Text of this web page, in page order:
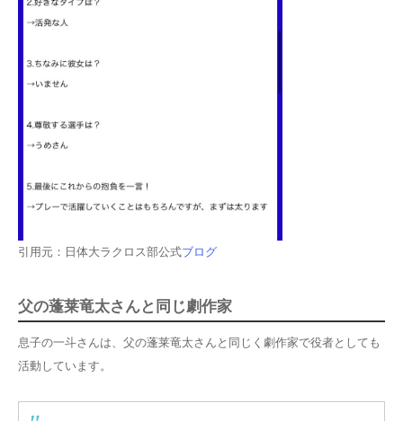
引用元：日体大ラクロス部公式ブログ
父の蓬莱竜太さんと同じ劇作家
息子の一斗さんは、父の蓬莱竜太さんと同じく劇作家で役者としても
活動しています。